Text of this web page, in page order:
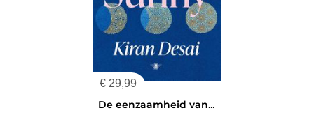
€ 29,99
De eenzaamheid van Sonia en Sunny